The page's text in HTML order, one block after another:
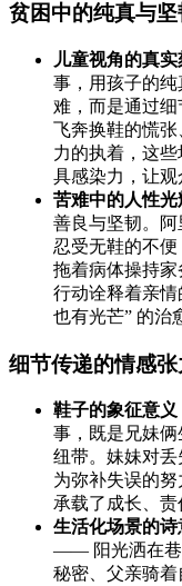
贫困中的纯真与坚
儿童视角的真实
事，用孩子的
难，而是通过
飞奔换鞋的慌
力的执着，这
具感染力，让观
苦难中的人性光
善良与坚韧。
忍受无鞋的不
拖着病体操持
行动诠释着亲情
也有光芒” 的治
细节传递的情感张
鞋子的象征意义
事，既是兄妹
纽带。妹妹对
为弥补失误的
承载了成长、责
生活化场景的诗
—— 阳光洒在巷
秘密、父亲骑